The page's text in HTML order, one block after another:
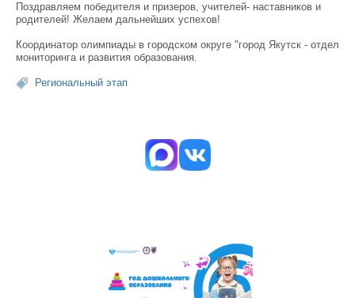
Поздравляем победителя и призеров, учителей- наставников и
родителей! Желаем дальнейших успехов!
Координатор олимпиады в городском округе "город Якутск - отдел
мониторинга и развития образования.
Региональный этап